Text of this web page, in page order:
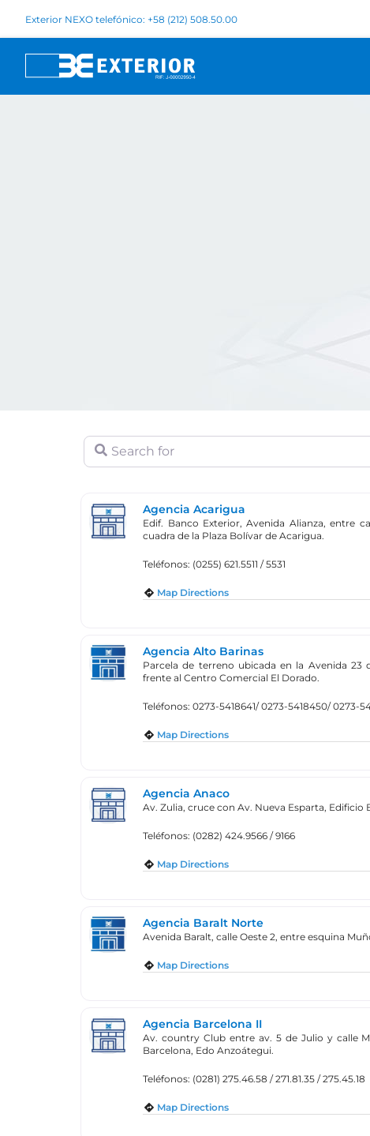
Exterior NEXO telefónico: +58 (212) 508.50.00
Search for
Agencia Acarigua
Edif. Banco Exterior, Avenida Alianza, entre
cuadra de la Plaza Bolívar de Acarigua.
Teléfonos: (0255) 621.5511 / 5531
Map Directions
Agencia Alto Barinas
Parcela de terreno ubicada en la Avenida 23
frente al Centro Comercial El Dorado.
Teléfonos: 0273-5418641/ 0273-5418450/ 0273-
Map Directions
Agencia Anaco
Av. Zulia, cruce con Av. Nueva Esparta,
Teléfonos: (0282) 424.9566 / 9166
Map Directions
Agencia Baralt Norte
Avenida Baralt, calle Oeste 2, entre esquina
Map Directions
Agencia Barcelona II
Av. country Club entre av. 5 de Julio y calle
Barcelona, Edo Anzoátegui.
Teléfonos: (0281) 275.46.58 / 271.81.35 / 275.45.18
Map Directions